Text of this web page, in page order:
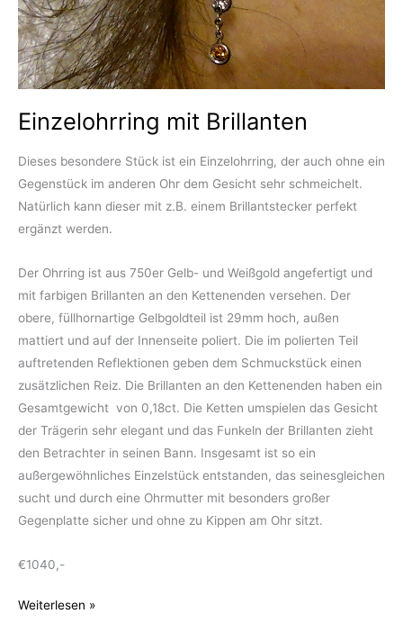
Einzelohrring mit Brillanten
Dieses besondere Stück ist ein Einzelohrring, der auch ohne ein
Gegenstück im anderen Ohr dem Gesicht sehr schmeichelt.
Natürlich kann dieser mit z.B. einem Brillantstecker perfekt
ergänzt werden.
Der Ohrring ist aus 750er Gelb- und Weißgold angefertigt und
mit farbigen Brillanten an den Kettenenden versehen. Der
obere, füllhornartige Gelbgoldteil ist 29mm hoch, außen
mattiert und auf der Innenseite poliert. Die im polierten Teil
auftretenden Reflektionen geben dem Schmuckstück einen
zusätzlichen Reiz. Die Brillanten an den Kettenenden haben ein
Gesamtgewicht von 0,18ct. Die Ketten umspielen das Gesicht
der Trägerin sehr elegant und das Funkeln der Brillanten zieht
den Betrachter in seinen Bann. Insgesamt ist so ein
außergewöhnliches Einzelstück entstanden, das seinesgleichen
sucht und durch eine Ohrmutter mit besonders großer
Gegenplatte sicher und ohne zu Kippen am Ohr sitzt.
€1040,-
Einzelohrring
Weiterlesen »